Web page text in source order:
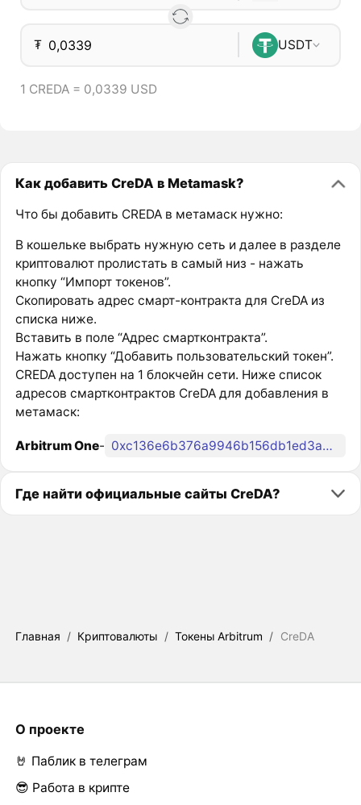
₮ USDT
1 CREDA = 0,0339 USD
Как добавить CreDA в Metamask?
Что бы добавить CREDA в метамаск нужно:
В кошельке выбрать нужную сеть и далее в разделе
криптовалют пролистать в самый низ - нажать
кнопку “Импорт токенов”.
Скопировать адрес смарт-контракта для CreDA из
списка ниже.
Вставить в поле “Адрес смартконтракта”.
Нажать кнопку “Добавить пользовательский токен”.
CREDA доступен на 1 блокчейн сети. Ниже список
адресов смартконтрактов CreDA для добавления в
метамаск:
Arbitrum One- 0xc136e6b376a9946b156db1ed3a34b08afdaed76d
Где найти официальные сайты CreDA?
Главная / Криптовалюты / Токены Arbitrum / CreDA
О проекте
🤘 Паблик в телеграм
😎 Работа в крипте